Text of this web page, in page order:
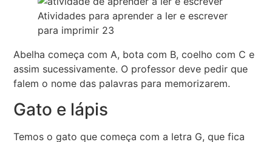
Atividades para aprender a ler e escrever
para imprimir 23
Abelha começa com A, bota com B, coelho com C e
assim sucessivamente. O professor deve pedir que
falem o nome das palavras para memorizarem.
Gato e lápis
Temos o gato que começa com a letra G, que fica